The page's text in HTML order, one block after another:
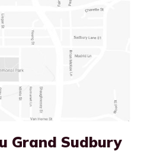
Grand Sudbury